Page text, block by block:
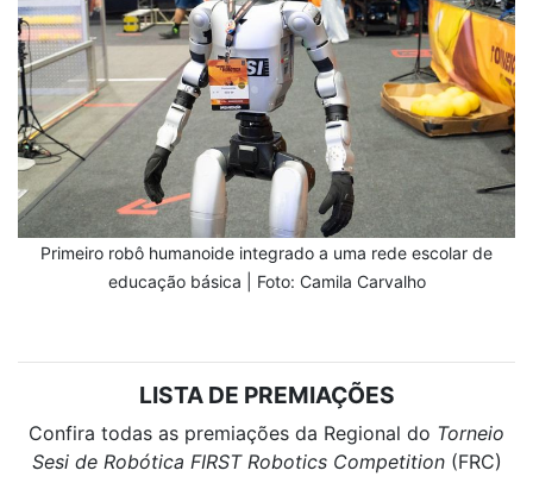
Primeiro robô humanoide integrado a uma rede escolar de
educação básica | Foto: Camila Carvalho
LISTA DE PREMIAÇÕES
Confira todas as premiações da Regional do Torneio
Sesi de Robótica FIRST Robotics Competition(FRC)